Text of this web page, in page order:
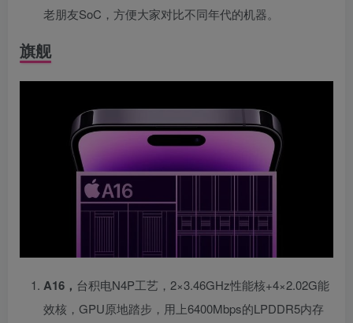
老朋友SoC，方便大家对比不同年代的机器。
旗舰
A16， 台积电N4P工艺，2×3.46GHz性能核+4×2.02G能
效核，GPU原地踏步，用上6400Mbps的LPDDR5内存